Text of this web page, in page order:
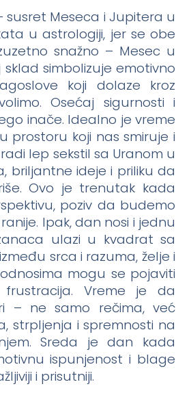
Meseca i Jupitera u
u astrologiji, jer se obe
snažno – Mesec u
simbolizuje emotivno
koji dolaze kroz
Osećaj sigurnosti i
inače. Idealno je vreme
prostoru koji nas smiruje i
lep sekstil sa Uranom u
briljantne ideje i priliku da
Ovo je trenutak kada
poziv da budemo
Ipak, dan nosi i jednu
ulazi u kvadrat sa
srca i razuma, želje i
mogu se pojaviti
frustracija. Vreme je da
– ne samo rečima, već
strpljenja i spremnosti na
Sreda je dan kada
ispunjenost i blage
i prisutniji.